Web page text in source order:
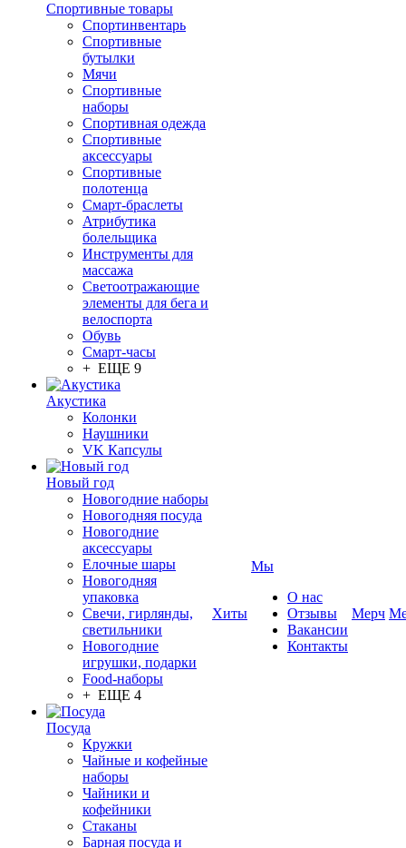
Спортивные товары
Спортинвентарь
Спортивные
бутылки
Мячи
Спортивные
наборы
Спортивная одежда
Спортивные
аксессуары
Спортивные
полотенца
Смарт-браслеты
Атрибутика
болельщика
Инструменты для
массажа
Светоотражающие
элементы для бега и
велоспорта
Обувь
Смарт-часы
+ ЕЩЕ 9
Акустика
Колонки
Наушники
VK Капсулы
Новый год
Новогодние наборы
Новогодняя посуда
Новогодние
аксессуары
Елочные шары
Новогодняя
упаковка
Свечи, гирлянды,
светильники
Новогодние
игрушки, подарки
Food-наборы
+ ЕЩЕ 4
Посуда
Кружки
Чайные и кофейные
наборы
Чайники и
кофейники
Стаканы
Барная посуда и
Хиты
Мы
О нас
Отзывы
Вакансии
Контакты
Мерч